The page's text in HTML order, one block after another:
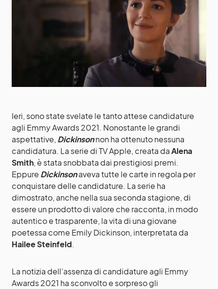
Ieri, sono state svelate le tanto attese candidature
agli Emmy Awards 2021. Nonostante le grandi
aspettative, Dickinsonnon ha ottenuto nessuna
candidatura. La serie di TV Apple, creata daAlena
Smith, è stata snobbata dai prestigiosi premi.
Eppure Dickinsonaveva tutte le carte in regola per
conquistare delle candidature. La serie ha
dimostrato, anche nella sua seconda stagione, di
essere un prodotto di valore che racconta, in modo
autentico e trasparente, la vita di una giovane
poetessa come Emily Dickinson, interpretata da
Hailee Steinfeld.
La notizia dell’assenza di candidature agli Emmy
Awards 2021 ha sconvolto e sorpreso gli